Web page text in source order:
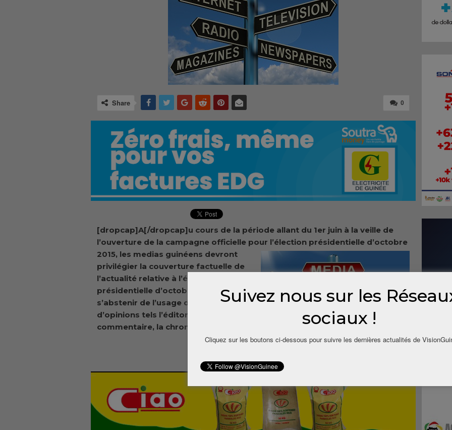
0
Share
[dropcap]A[/dropcap]u cours de la période allant du 1er juin à la veille de
l’ouverture de la campagne officielle pour l’élection présidentielle d’octobre
2015, les medias guinéens devront
privilégier la couverture factuelle de
l’actualité relative à l’élection
présidentielle d’octobre 2015;
s’abstenir de l’usage des genres
d’opinions tels l’éditorial, le
commentaire, la chronique, le billet.
Suivez nous sur les
sociaux !
Cliquez sur les boutons ci-dessous pour suivre les dernières actualités de